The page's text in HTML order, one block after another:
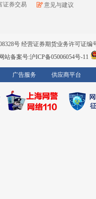
证券交易
意见与建议
号 经营证券期货业务许可证编
站备案号:沪ICP备05006054号-11
广告服务 供应商平台